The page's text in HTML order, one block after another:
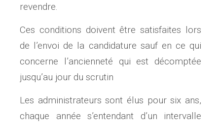
revendre.
Ces conditions doivent être satisfaites lors
de l’envoi de la candidature sauf en ce qui
concerne l’ancienneté qui est décomptée
jusqu’au jour du scrutin
Les administrateurs sont élus pour six ans,
chaque année s’entendant d’un intervalle